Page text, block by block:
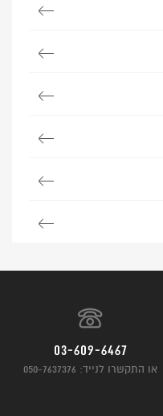
03-609-6467
או התקשרו לנייד: 050-7637376